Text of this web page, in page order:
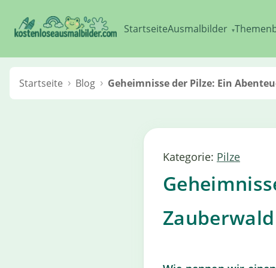
StartseiteAusmalbilder ▾
Startseite Blog Geheimnisse der Pilze: Ein
Kategorie: Pilze
Zauberwald